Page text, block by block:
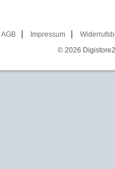
AGB Impressum
© 2026